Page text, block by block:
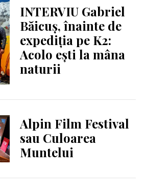
INTERVIU Gabriel
Băicuș, înainte de
expediția pe K2:
Acolo ești la mâna
naturii
Alpin Film Festival
sau Culoarea
Muntelui